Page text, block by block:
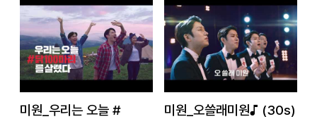
감칠맛 나는 K-발라드 뮤직비디오로 만나 보시겠습니다.
미원 부자가 부릅니다,
[아빠의 일기]
미원_우리는 오늘 #
미원_오쓸래미원♪ (30s)